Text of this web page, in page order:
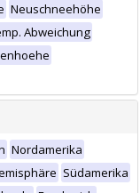
Neuschneehöhe
Abweichung
Nordamerika
Südamerika